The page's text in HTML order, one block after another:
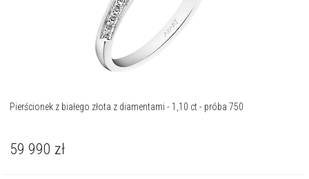
Pierścionek z białego złota z diamentami - 1,10 ct - próba 750
59 990 zł